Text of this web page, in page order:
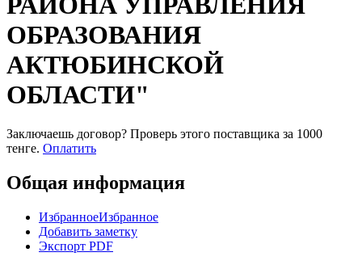
ОБРАЗОВАНИЯ
АКТЮБИНСКОЙ
ОБЛАСТИ"
Заключаешь договор? Проверь этого поставщика за 1000
тенге. Оплатить
Общая информация
ИзбранноеИзбранное
Добавить заметку
Экспорт PDF